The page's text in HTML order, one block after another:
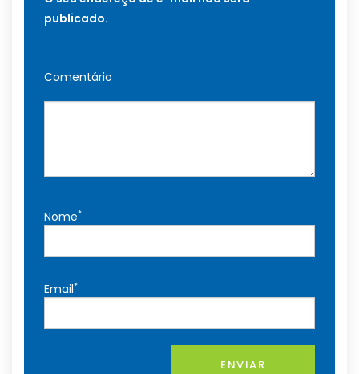
publicado.
Comentário
Nome*
Email*
ENVIAR